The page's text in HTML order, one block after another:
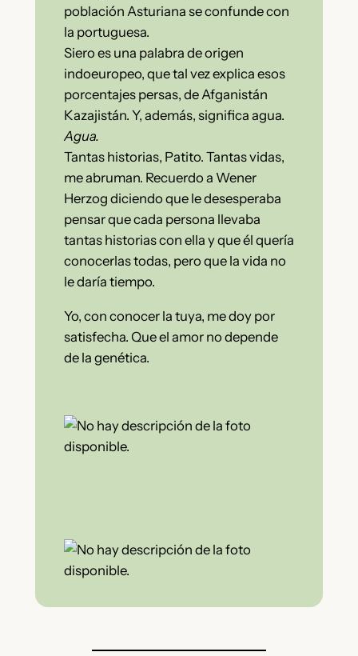
población Asturiana se confunde con
la portuguesa.
Siero es una palabra de origen
indoeuropeo, que tal vez explica esos
porcentajes persas, de Afganistán
Kazajistán. Y, además, significa agua.
Agua.
Tantas historias, Patito. Tantas vidas,
me abruman. Recuerdo a Wener
Herzog diciendo que le desesperaba
pensar que cada persona llevaba
tantas historias con ella y que él quería
conocerlas todas, pero que la vida no
le daría tiempo.
Yo, con conocer la tuya, me doy por
satisfecha. Que el amor no depende
de la genética.